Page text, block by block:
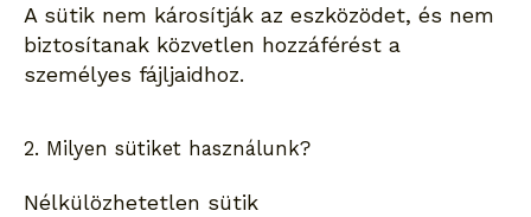
A sütik nem károsítják az eszközödet, és nem
biztosítanak közvetlen hozzáférést a
személyes fájljaidhoz.
2. Milyen sütiket használunk?
Nélkülözhetetlen sütik